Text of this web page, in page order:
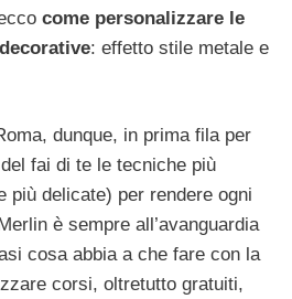
come personalizzare le
: effetto stile metale e
dunque, in prima fila per
fai di te le tecniche più
più delicate) per rendere ogni
è sempre all’avanguardia
cosa abbia a che fare con la
corsi, oltretutto gratuiti,